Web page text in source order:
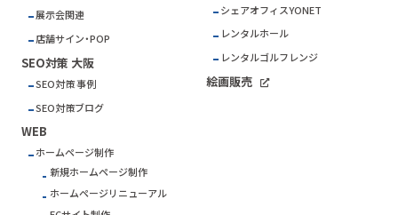
展示会関連
店舗サイン・POP
SEO対策 大阪
SEO対策 事例
SEO対策ブログ
WEB
ホームページ制作
新規ホームページ制作
ホームページリニューアル
シェアオフィスYONET
レンタルホール
レンタルゴルフレンジ
絵画販売